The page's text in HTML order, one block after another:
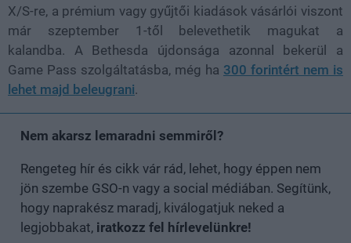
X/S-re, a prémium vagy gyűjtői kiadások vásárlói viszont
már szeptember 1-től belevethetik magukat a
kalandba. A Bethesda újdonsága azonnal bekerül a
Game Pass szolgáltatásba, még ha 300 forintért nem is
lehet majd beleugrani.
Nem akarsz lemaradni semmiről?
Rengeteg hír és cikk vár rád, lehet, hogy éppen nem
jön szembe GSO-n vagy a social médiában. Segítünk,
hogy naprakész maradj, kiválogatjuk neked a
legjobbakat, iratkozz fel hírlevelünkre!